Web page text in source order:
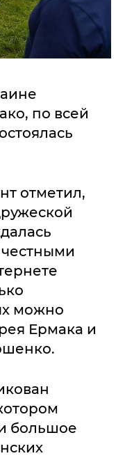
по всей
отметил,
можно
Ермака и
большое